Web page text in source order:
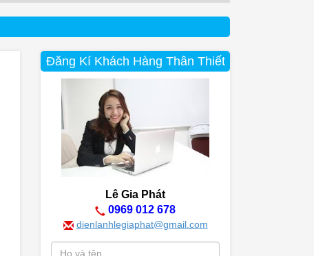
Đăng Kí Khách Hàng Thân Thiết
Lê Gia Phát
0969 012 678
dienlanhlegiaphat@gmail.com